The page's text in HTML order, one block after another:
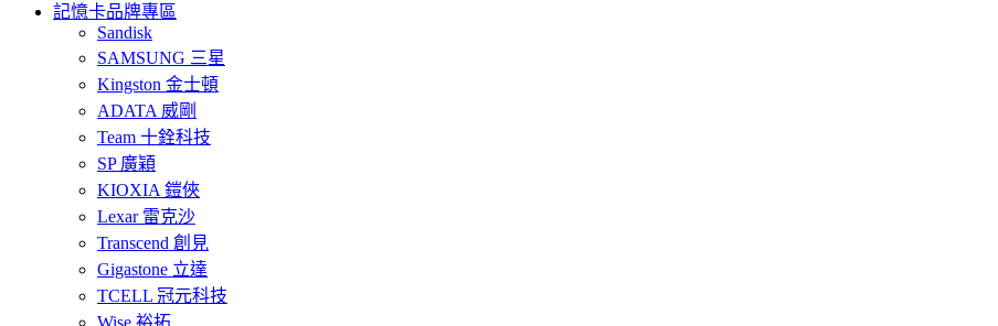
記憶卡品牌專區
Sandisk
SAMSUNG 三星
Kingston 金士頓
ADATA 威剛
Team 十銓科技
SP 廣穎
KIOXIA 鎧俠
Lexar 雷克沙
Transcend 創見
Gigastone 立達
TCELL 冠元科技
Wise 裕拓